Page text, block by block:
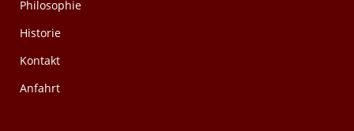
Philosophie
Historie
Kontakt
Anfahrt